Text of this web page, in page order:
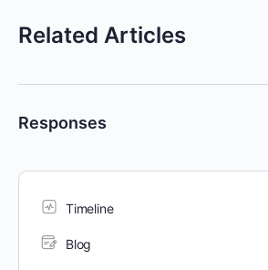
Related Articles
Responses
Timeline
Blog